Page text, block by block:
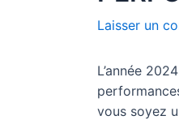
Laisser un
L’année
vous soyez